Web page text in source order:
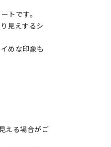
トです。
見えするシ
めな印象も
える場合がご